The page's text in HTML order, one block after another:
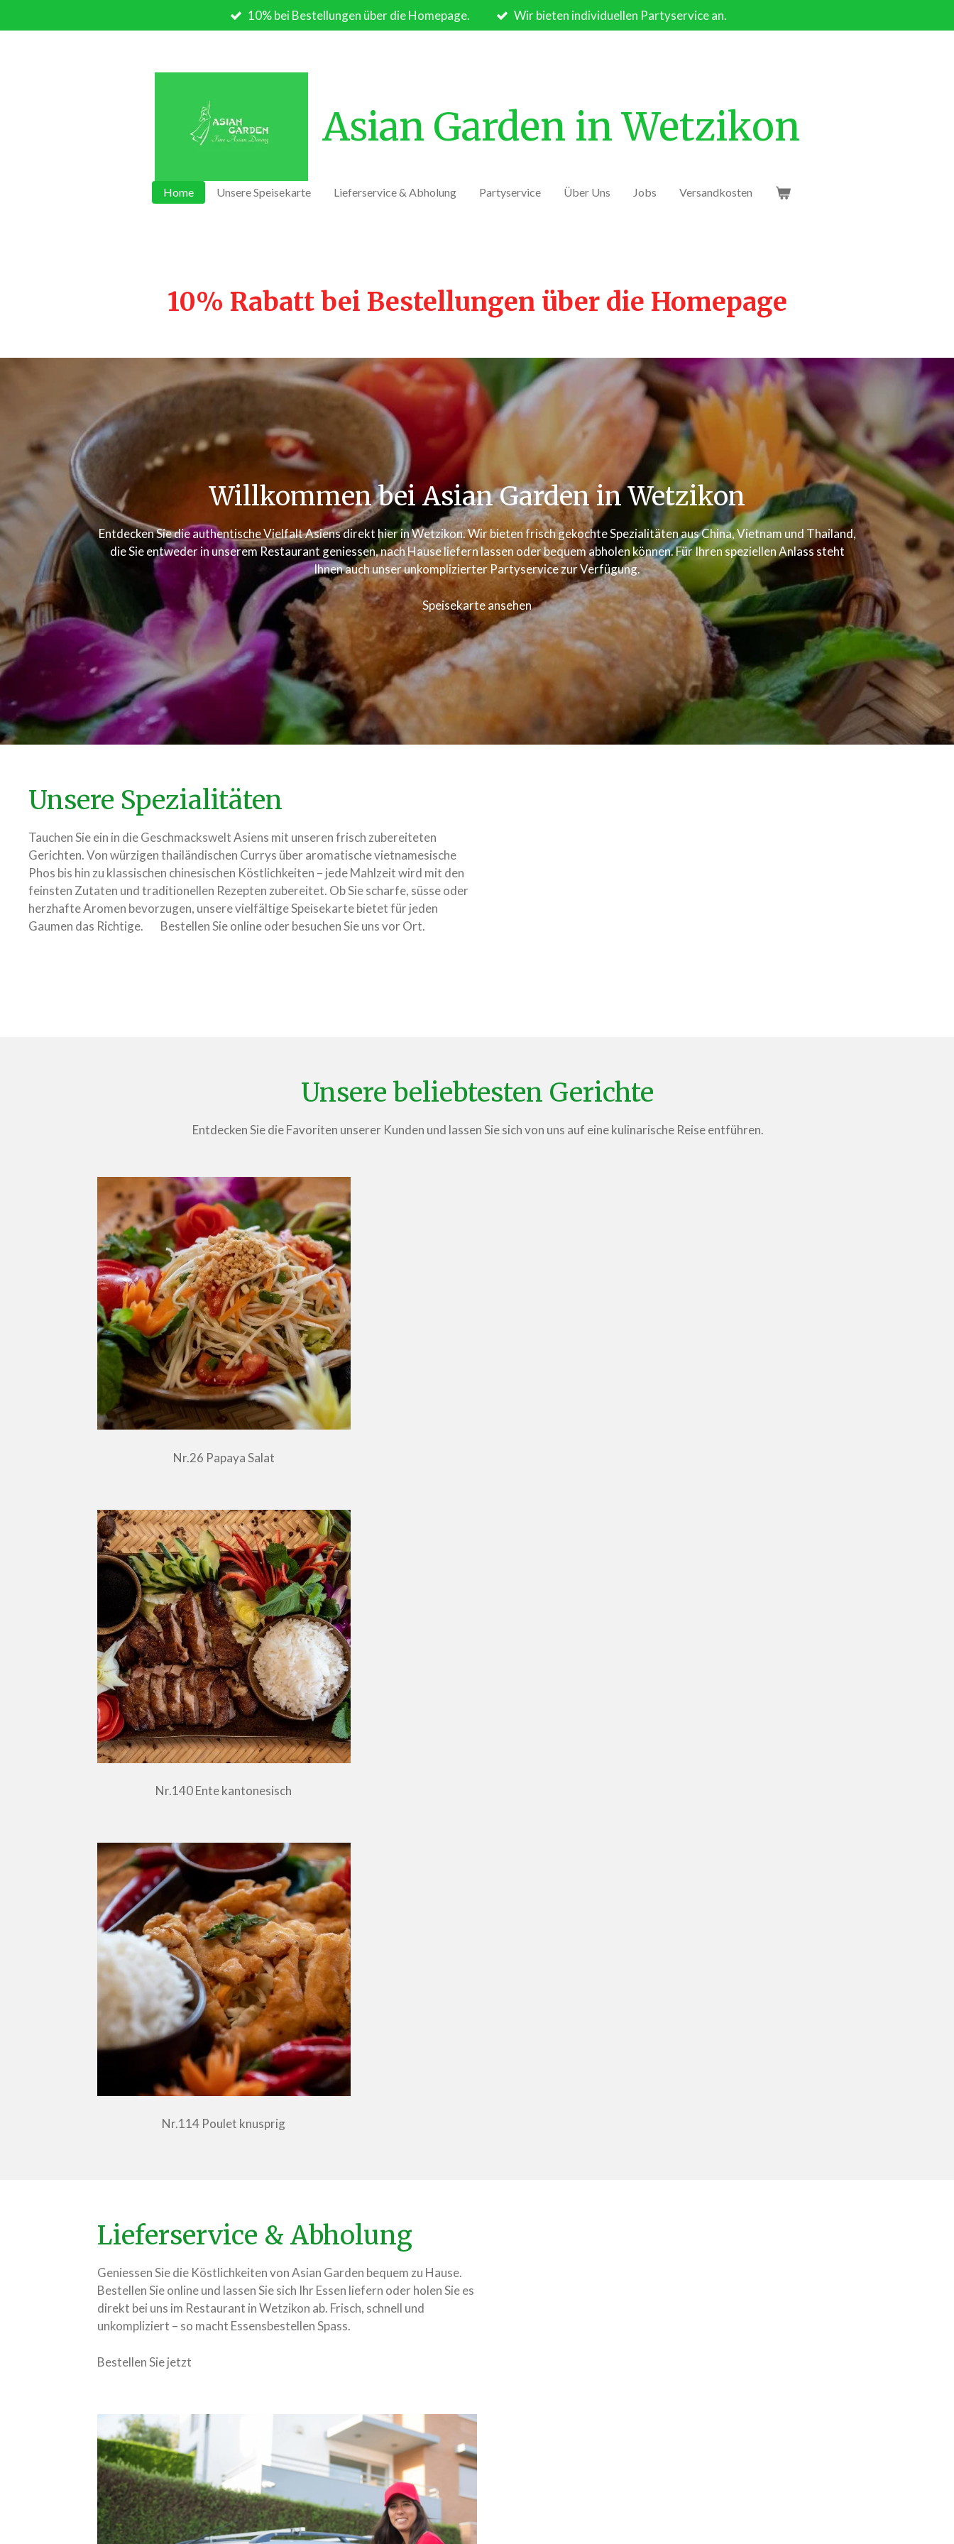
Hauptinhalt
10% bei Bestellungen über die Homepage. Wir bieten individuellen Partyservice an.
Asian Garden in Wetzikon
Home Unsere Speisekarte Lieferservice & Abholung Partyservice Über Uns Jobs Versandkosten
10% Rabatt bei Bestellungen über die Homepage
Willkommen bei Asian Garden in Wetzikon
Entdecken Sie die authentische Vielfalt Asiens direkt hier in Wetzikon. Wir bieten frisch gekochte Spezialitäten aus China, Vietnam und Thailand,
die Sie entweder in unserem Restaurant geniessen, nach Hause liefern lassen oder bequem abholen können. Für Ihren speziellen Anlass steht
Ihnen auch unser unkomplizierter Partyservice zur Verfügung.
Speisekarte ansehen
Unsere Spezialitäten
Tauchen Sie ein in die Geschmackswelt Asiens mit unseren frisch zubereiteten
Gerichten. Von würzigen thailändischen Currys über aromatische vietnamesische
Phos bis hin zu klassischen chinesischen Köstlichkeiten – jede Mahlzeit wird mit den
feinsten Zutaten und traditionellen Rezepten zubereitet. Ob Sie scharfe, süsse oder
herzhafte Aromen bevorzugen, unsere vielfältige Speisekarte bietet für jeden
Gaumen das Richtige. Bestellen Sie online oder besuchen Sie uns vor Ort.
Unsere beliebtesten Gerichte
Entdecken Sie die Favoriten unserer Kunden und lassen Sie sich von uns auf eine kulinarische Reise entführen.
Nr.26 Papaya Salat
Nr.140 Ente kantonesisch
Nr.114 Poulet knusprig
Lieferservice & Abholung
Geniessen Sie die Köstlichkeiten von Asian Garden bequem zu Hause.
Bestellen Sie online und lassen Sie sich Ihr Essen liefern oder holen Sie es
direkt bei uns im Restaurant in Wetzikon ab. Frisch, schnell und
unkompliziert – so macht Essensbestellen Spass.
Bestellen Sie jetzt